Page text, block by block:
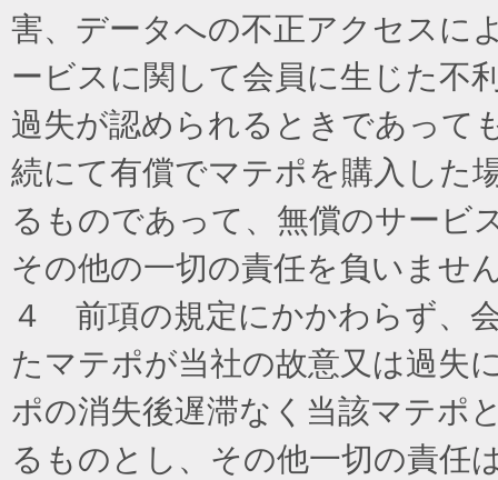
害、データへの不正アクセスに
ービスに関して会員に生じた不
過失が認められるときであって
続にて有償でマテポを購入した
るものであって、無償のサービ
その他の一切の責任を負いませ
４ 前項の規定にかかわらず、
たマテポが当社の故意又は過失
ポの消失後遅滞なく当該マテポ
るものとし、その他一切の責任